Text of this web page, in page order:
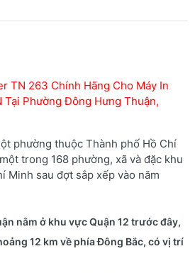
TN 263 Chính Hãng Cho Máy In
Phường Đông Hưng Thuận,
phường thuộc Thành phố Hồ Chí
trong 168 phường, xã và đặc khu
Minh sau đợt sắp xếp vào năm
nằm ở khu vực Quận 12 trước đây,
12 km về phía Đông Bắc, có vị trí